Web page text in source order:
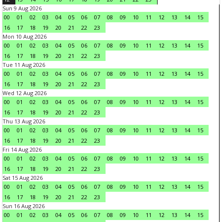
Sun 9 Aug 2026
00
01 02 03 04 05 06 07 08 09 10 11 12 13 14
15
16
17 18 19 20 21 22
23
Mon 10 Aug 2026
00
01 02 03 04 05 06 07 08 09 10 11 12 13 14
15
16
17 18 19 20 21 22
23
Tue 11 Aug 2026
00
01 02 03 04 05 06 07 08 09 10 11 12 13 14
15
16
17 18 19 20 21 22
23
Wed 12 Aug 2026
00
01 02 03 04 05 06 07 08 09 10 11 12 13 14
15
16
17 18 19 20 21 22
23
Thu 13 Aug 2026
00
01 02 03 04 05 06 07 08 09 10 11 12 13 14
15
16
17 18 19 20 21 22
23
Fri 14 Aug 2026
00
01 02 03 04 05 06 07 08 09 10 11 12 13 14
15
16
17 18 19 20 21 22
23
Sat 15 Aug 2026
00
01 02 03 04 05 06 07 08 09 10 11 12 13 14
15
16
17 18 19 20 21 22
23
Sun 16 Aug 2026
00
01 02 03 04 05 06 07 08 09 10 11 12 13 14
15